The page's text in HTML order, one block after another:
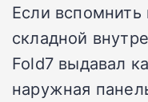
Если
складной
Fold7 выдавал
наружная